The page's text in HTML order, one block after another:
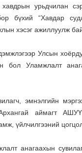
урьдчилан
бүхий “Хавдар
хэсэг ажиллуулж
Улсын
бол Уламжлалт
эмнэлгийн
аймагт
үйлчилгээний
анагаахын